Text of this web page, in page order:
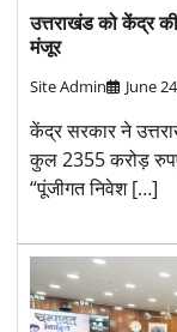
उत्तराखंड को केंद्र
मंजूर
Site Admin June
केंद्र सरकार ने
कुल 2355 करोड़
“पूंजीगत निवेश […]